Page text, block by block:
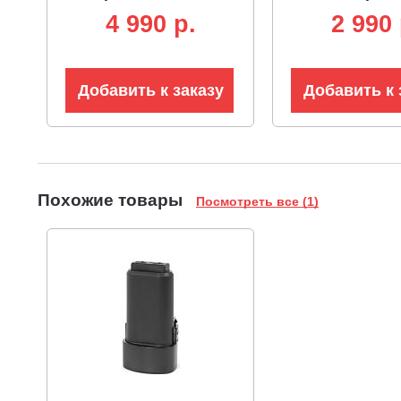
4 990 p.
Добавить к заказу
2 990
Добавить к
Похожие товары Посмотреть все (1)